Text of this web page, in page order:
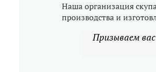
Наша организация
производства и
Призываем